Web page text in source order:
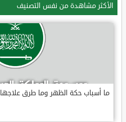
الأكثر مشاهدة من نفس التصنيف
ما أسباب حكة الظهر وما طرق علاجها